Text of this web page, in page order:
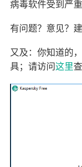
病毒软件受到严重
有问题？意见？建
又及：你知道的
具；请访问这里